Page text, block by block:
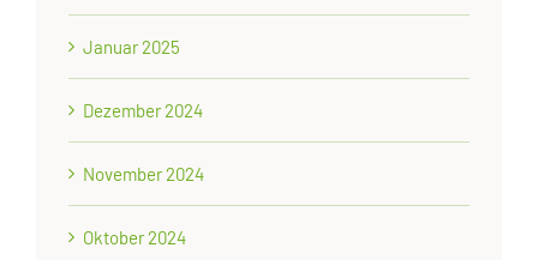
Januar 2025
Dezember 2024
November 2024
Oktober 2024